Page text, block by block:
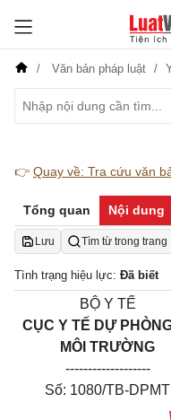
Văn bản pháp luật
👉 Quay về: Tra cứu văn
Tổng quan Nội dung
Lưu Tìm từ trong trang
Tình trạng hiệu lực: Đã biết
BỘ Y TẾ
CỤC Y TẾ DỰ
MÔI TRƯỜNG
-------------------
Số: 1080/TB-DPMT